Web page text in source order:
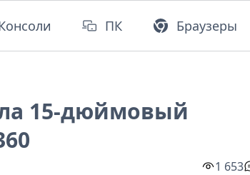
ПК Браузеры
15-дюймовый
1 653